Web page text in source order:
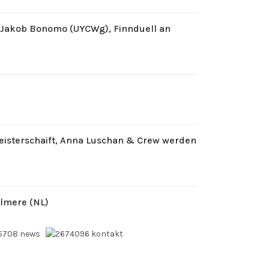
Bonomo (UYCWg), Finnduell an
Anna Luschan & Crew werden
(NL)